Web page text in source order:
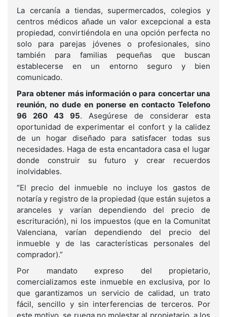
La cercanía a tiendas, supermercados, colegios y
centros médicos añade un valor excepcional a esta
propiedad, convirtiéndola en una opción perfecta no
solo para parejas jóvenes o profesionales, sino
también para familias pequeñas que buscan
establecerse en un entorno seguro y bien
comunicado.
Para obtener más información o para concertar una
reunión, no dude en ponerse en contacto Telefono
96 260 43 95. Asegúrese de considerar esta
oportunidad de experimentar el confort y la calidez
de un hogar diseñado para satisfacer todas sus
necesidades. Haga de esta encantadora casa el lugar
donde construir su futuro y crear recuerdos
inolvidables.
“El precio del inmueble no incluye los gastos de
notaría y registro de la propiedad (que están sujetos a
aranceles y varían dependiendo del precio de
escrituración), ni los impuestos (que en la Comunitat
Valenciana, varían dependiendo del precio del
inmueble y de las características personales del
comprador).”
Por mandato expreso del propietario,
comercializamos este inmueble en exclusiva, por lo
que garantizamos un servicio de calidad, un trato
fácil, sencillo y sin interferencias de terceros. Por